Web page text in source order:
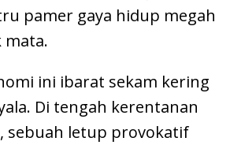
pamer gaya hidup megah
mata.
ini ibarat sekam kering
Di tengah kerentanan
sebuah letup provokatif